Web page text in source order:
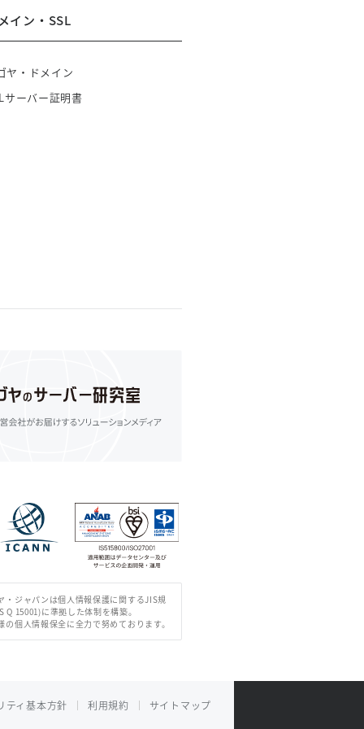
イン・SSL
ヤ・ドメイン
サーバー証明書
・ジャパンは個人情報保護に関するJIS規
Q 15001)に準拠した体制を構築。
の個人情報保全に全力で努めております。
ティ基本方針 利用規約 サイトマップ